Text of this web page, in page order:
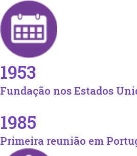
1953
Fundação nos Estados
1985
Primeira reunião em